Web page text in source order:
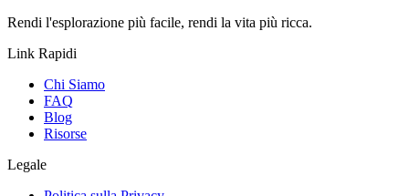
Rendi l'esplorazione più facile, rendi la vita più ricca.
Link Rapidi
Chi Siamo
FAQ
Blog
Risorse
Legale